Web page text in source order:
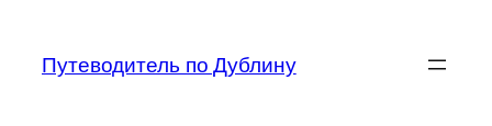
содержимому
Путеводитель по Дублину